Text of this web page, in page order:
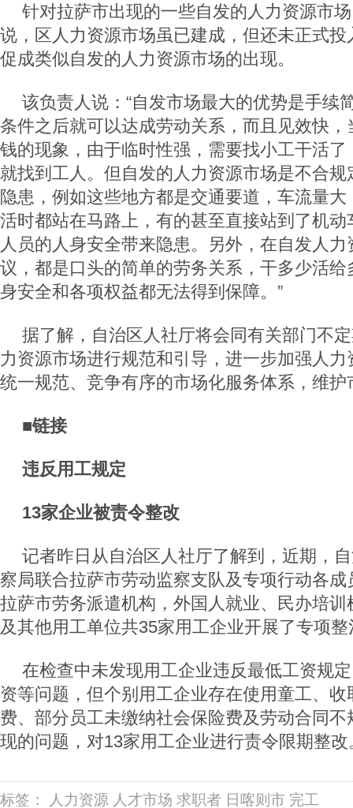
针对拉萨市出现的一些自发的人力资源市
说，区人力资源市场虽已建成，但还未正式
促成类似自发的人力资源市场的出现。
该负责人说：“自发市场最大的优势是手续
条件之后就可以达成劳动关系，而且见效快
钱的现象，由于临时性强，需要找小工干活
就找到工人。但自发的人力资源市场是不合
隐患，例如这些地方都是交通要道，车流量
活时都站在马路上，有的甚至直接站到了机
人员的人身安全带来隐患。另外，在自发人
议，都是口头的简单的劳务关系，干多少活
身安全和各项权益都无法得到保障。”
据了解，自治区人社厅将会同有关部门不
力资源市场进行规范和引导，进一步加强人
统一规范、竞争有序的市场化服务体系，维护
■链接
违反用工规定
13家企业被责令整改
记者昨日从自治区人社厅了解到，近期，
察局联合拉萨市劳动监察支队及专项行动各
拉萨市劳务派遣机构，外国人就业、民办培
及其他用工单位共35家用工企业开展了专项
在检查中未发现用工企业违反最低工资规
资等问题，但个别用工企业存在使用童工、
费、部分员工未缴纳社会保险费及劳动合同
现的问题，对13家用工企业进行责令限期整改
标签： 人力资源 人才市场 求职者 日喀则市 完工